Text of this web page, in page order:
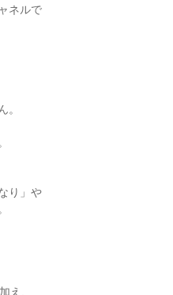
ネルで
。
り」や
え、